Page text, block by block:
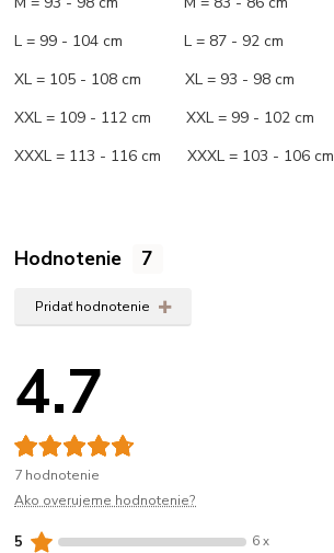
L = 99 - 104 cm L = 87 - 92 cm
XL = 105 - 108 cm XL = 93 - 98 cm
XXL = 109 - 112 cm XXL = 99 - 102 cm
XXXL = 113 - 116 cm XXXL = 103 - 106 cm
Hodnotenie 7
Pridať hodnotenie
4.7
7 hodnotenie
Ako overujeme hodnotenie?
5 6 x